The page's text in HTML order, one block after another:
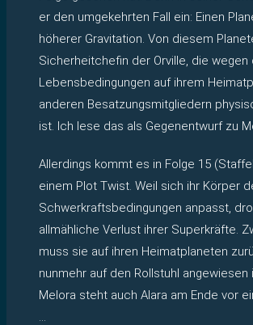
er den umgekehrten Fall ein: Einen
höherer Gravitation. Von diesem
Sicherheitchefin der Orville, die wegen
Lebensbedingungen auf ihrem
anderen Besatzungsmitgliedern
ist. Ich lese das als Gegenentwurf zu
Allerdings kommt es in Folge 15
einem Plot Twist. Weil sich ihr Körper
Schwerkraftsbedingungen anpasst,
allmähliche Verlust ihrer Superkräfte.
muss sie auf ihren Heimatplaneten
nunmehr auf den Rollstuhl angewiesen
Melora steht auch Alara am Ende vor
…